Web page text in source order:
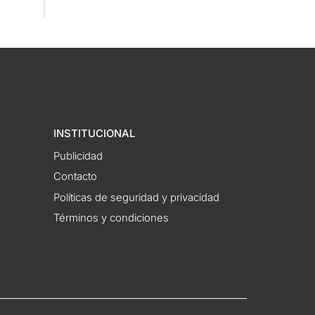
INSTITUCIONAL
Publicidad
Contacto
Políticas de seguridad y privacidad
Términos y condiciones